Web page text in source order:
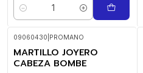
Cantidad
09060430 PROMANO
MARTILLO JOYERO
CABEZA BOMBE